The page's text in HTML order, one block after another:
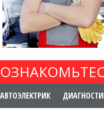
АВТОЭЛЕКТРИК